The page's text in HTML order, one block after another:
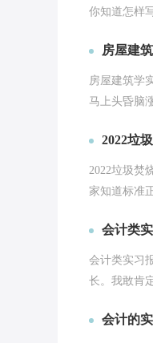
你知道怎样
房屋建
房屋建筑学
马上头昏脑
2022垃
2022垃圾焚
家知道标准
会计类
会计类实习
长。我敢肯
会计的